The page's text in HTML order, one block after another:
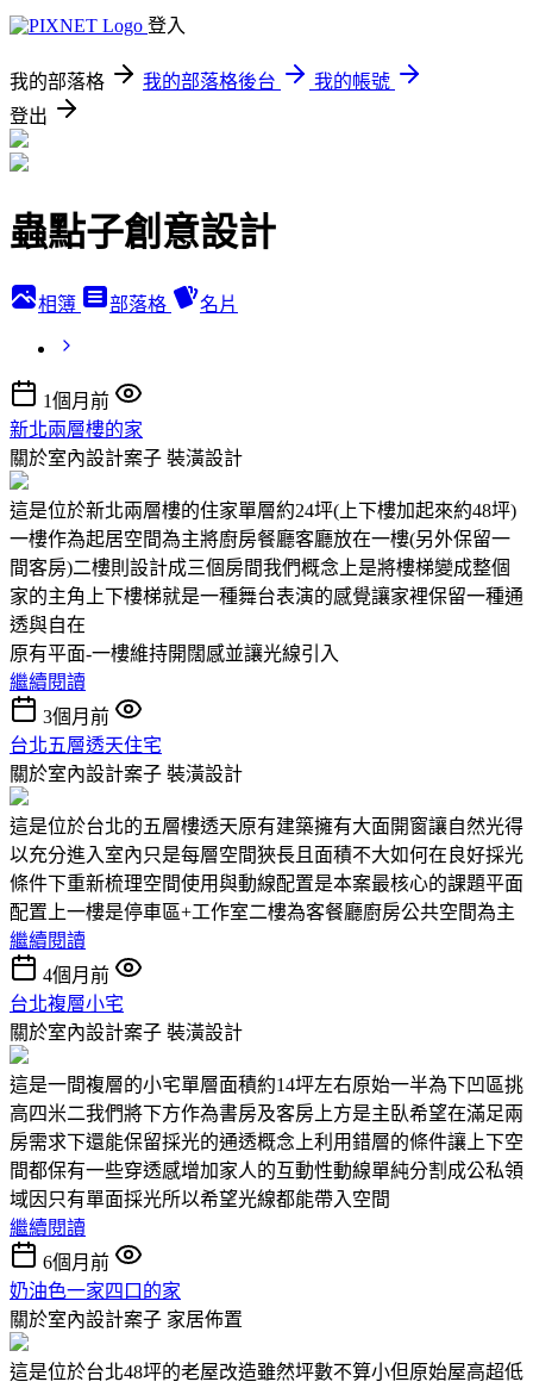
登入
我的部落格 我的部落格後台
我的帳號
登出
蟲點子創意設計
相簿 部落格 名片
1個月前
新北兩層樓的家
關於室內設計案子 裝潢設計
這是位於新北兩層樓的住家單層約24坪(上下樓加起來約48坪)
一樓作為起居空間為主將廚房餐廳客廳放在一樓(另外保留一
間客房)二樓則設計成三個房間我們概念上是將樓梯變成整個
家的主角上下樓梯就是一種舞台表演的感覺讓家裡保留一種通
透與自在
原有平面-一樓維持開闊感並讓光線引入
繼續閱讀
3個月前
台北五層透天住宅
關於室內設計案子 裝潢設計
這是位於台北的五層樓透天原有建築擁有大面開窗讓自然光得
以充分進入室內只是每層空間狹長且面積不大如何在良好採光
條件下重新梳理空間使用與動線配置是本案最核心的課題平面
配置上一樓是停車區+工作室二樓為客餐廳廚房公共空間為主
繼續閱讀
4個月前
台北複層小宅
關於室內設計案子 裝潢設計
這是一間複層的小宅單層面積約14坪左右原始一半為下凹區挑
高四米二我們將下方作為書房及客房上方是主臥希望在滿足兩
房需求下還能保留採光的通透概念上利用錯層的條件讓上下空
間都保有一些穿透感增加家人的互動性動線單純分割成公私領
域因只有單面採光所以希望光線都能帶入空間
繼續閱讀
6個月前
奶油色一家四口的家
關於室內設計案子 家居佈置
這是位於台北48坪的老屋改造雖然坪數不算小但原始屋高超低